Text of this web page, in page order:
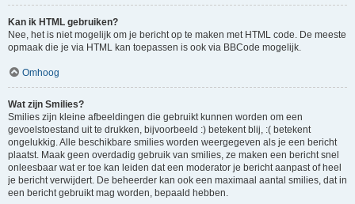
Kan ik HTML gebruiken?
Nee, het is niet mogelijk om je bericht op te maken met HTML code. De meeste
opmaak die je via HTML kan toepassen is ook via BBCode mogelijk.
Omhoog
Wat zijn Smilies?
Smilies zijn kleine afbeeldingen die gebruikt kunnen worden om een
gevoelstoestand uit te drukken, bijvoorbeeld :) betekent blij, :( betekent
ongelukkig. Alle beschikbare smilies worden weergegeven als je een bericht
plaatst. Maak geen overdadig gebruik van smilies, ze maken een bericht snel
onleesbaar wat er toe kan leiden dat een moderator je bericht aanpast of heel
je bericht verwijdert. De beheerder kan ook een maximaal aantal smilies, dat in
een bericht gebruikt mag worden, bepaald hebben.